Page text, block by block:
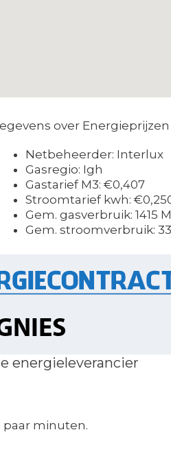
over Energieprijzen
Netbeheerder: Interlux
Gasregio: Igh
Gastarief M3: €0,407
Stroomtarief kwh:
Gem. gasverbruik: 1415
Gem. stroomverbruik:
energieleverancier
paar minuten.